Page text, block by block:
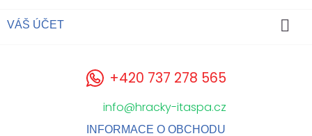
VÁŠ ÚČET 
+420 737 278 565
info@hracky-itaspa.cz
INFORMACE O OBCHODU